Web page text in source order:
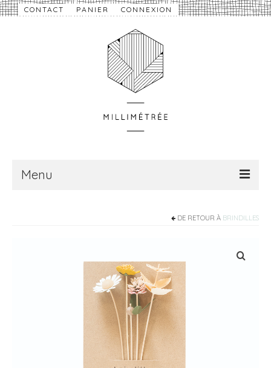
CONTACT PANIER CONNEXION
Menu
DE RETOUR À BRINDILLES